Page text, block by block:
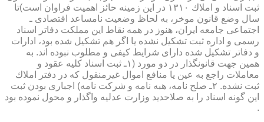
ثبت اسناد و املاك ۱۳۱۰ در این زمینه حائز اهمیت فراوان است)تا
سال وضع قانون موخر، به لحاظ وضعیت نامساعد اقتصادی ـ
اجتماعی جامعه ایران، هنوز در همه نقاط این مملكت دفاتر اسناد
رسمی و اداره ثبت تشكیل نشده یا اگر هم تشكیل شده بود، ادارات
و دفاتر تشكیل شده دارای شرایط كیفی و مطلوب نبوده اند. به
همین جهت قانونگذار در دو مورد (۱ـ ثبت اسناد كلیه عقود و
معاملات راجع به عین یا منافع اموال غیرمنقول كه در دفتر املاك
ثبت نشده. ۲ـ صلح نامه، هبه نامه و شركت نامه) اجباری بودن ثبت
این گونه اسناد را به صلاحدید وزارت عدلیه واگذار و محول نموده بود
.